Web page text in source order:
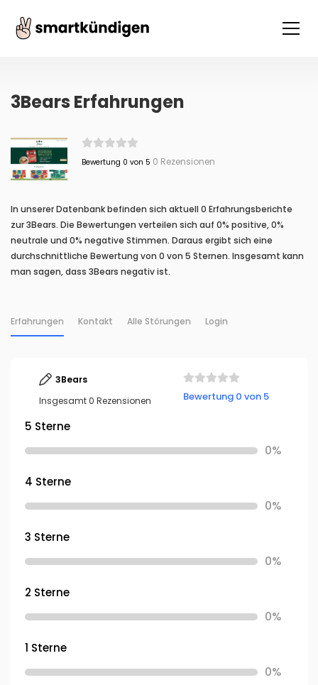
3Bears Erfahrungen
Bewertung 0 von 5 0 Rezensionen
In unserer Datenbank befinden sich aktuell 0 Erfahrungsberichte
zur 3Bears. Die Bewertungen verteilen sich auf 0% positive, 0%
neutrale und 0% negative Stimmen. Daraus ergibt sich eine
durchschnittliche Bewertung von 0 von 5 Sternen. Insgesamt kann
man sagen, dass 3Bears negativ ist.
Erfahrungen Kontakt Alle Störungen Login
3Bears
Insgesamt 0 Rezensionen
Bewertung 0 von 5
5 Sterne
0%
4 Sterne
0%
3 Sterne
0%
2 Sterne
0%
1 Sterne
0%